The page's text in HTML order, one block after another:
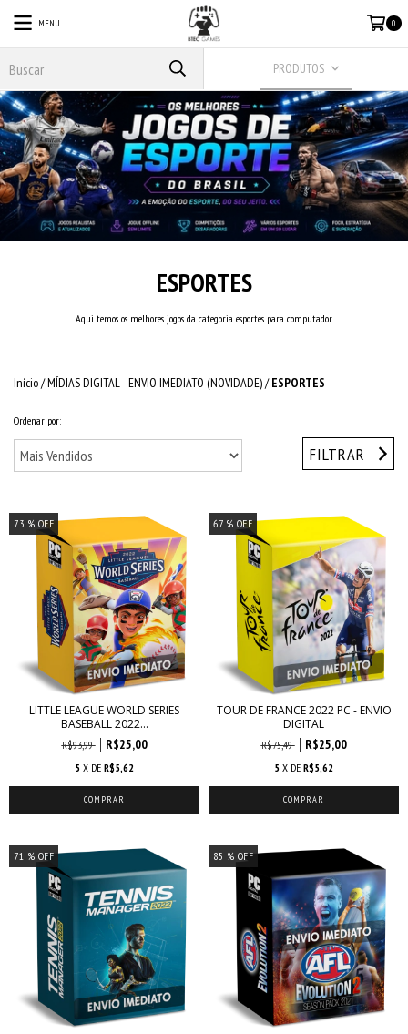
MENU 0
PRODUTOS
ESPORTES
Aqui temos os melhores jogos da categoria esportes para computador.
Início/MÍDIAS DIGITAL - ENVIO IMEDIATO (NOVIDADE)/ ESPORTES
Ordenar por:
FILTRAR
73 % OFF
LITTLE LEAGUE WORLD SERIES
BASEBALL 2022...
R$93,99 R$25,00
5 X DE R$5,62
67% OFF
TOUR DE FRANCE 2022 PC - ENVIO
DIGITAL
R$75,49 R$25,00
5 X DE R$5,62
71 % OFF 85 % OFF